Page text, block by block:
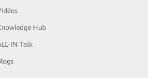
Hub
IN Talk